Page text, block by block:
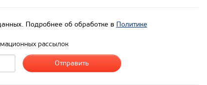
Подробнее об обработке в Политике
рассылок